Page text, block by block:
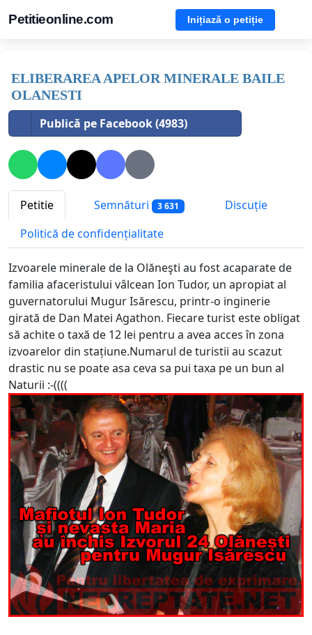
Petitieonline.com Inițiază o petiție
ELIBERAREA APELOR MINERALE BAILE
OLANESTI
Publică pe Facebook (4983)
Petitie Semnături 3 631
Discuție
Politică de confidențialitate
Izvoarele minerale de la Olăneşti au fost acaparate de
familia afaceristului vâlcean Ion Tudor, un apropiat al
guvernatorului Mugur Isărescu, printr-o inginerie
girată de Dan Matei Agathon. Fiecare turist este obligat
să achite o taxă de 12 lei pentru a avea acces în zona
izvoarelor din stațiune.Numarul de turistii au scazut
drastic nu se poate asa ceva sa pui taxa pe un bun al
Naturii :-((((